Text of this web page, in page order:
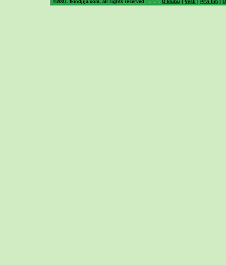
©2007. fkindjija.com, all rights reserved. O klubu |Vesti | Prvi tim |